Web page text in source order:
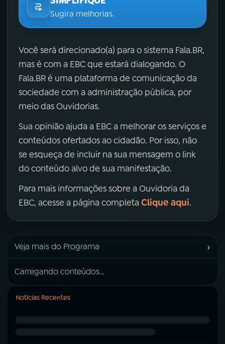
Sugira melhorias.
Você será direcionado(a) para o sistema Fala.BR,
mas é com a EBC que estará dialogando. O
Fala.BR é uma plataforma de comunicação da
sociedade com a administração pública, por
meio das Ouvidorias.
Sua opinião ajuda a EBC a melhorar os serviços e
conteúdos ofertados ao cidadão. Por isso, não
se esqueça de incluir na sua mensagem o link
do conteúdo alvo de sua manifestação.
Para mais informações sobre a Ouvidoria da
EBC, acesse a página completa Clique aqui.
Veja mais do Programa ›
Carregando conteúdos...
Notícias Recentes